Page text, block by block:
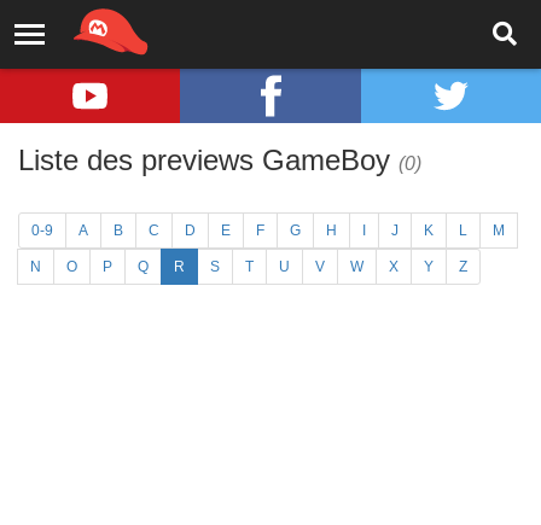
Liste des previews GameBoy (0)
0-9 A B C D E F G H J K L M
N O P Q R S T U V W X Y Z